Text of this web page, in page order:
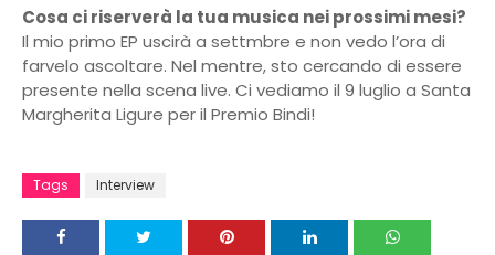
Cosa ci riserverà la tua musica nei prossimi mesi?
Il mio primo EP uscirà a settmbre e non vedo l’ora di
farvelo ascoltare. Nel mentre, sto cercando di essere
presente nella scena live. Ci vediamo il 9 luglio a Santa
Margherita Ligure per il Premio Bindi!
Tags Interview